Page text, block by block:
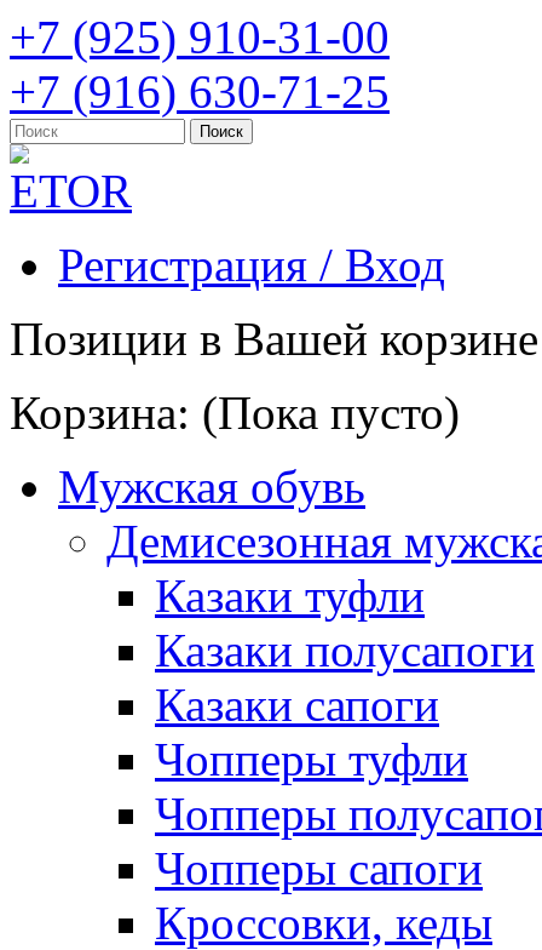
+7 (925) 910-31-00
+7 (916) 630-71-25
Регистрация / Вход
Позиции в Вашей
Корзина: (Пока пусто)
Мужская обувь
Демисезонная
Казаки туфли
Казаки полусапоги
Казаки сапоги
Чопперы туфли
Чопперы
Чопперы сапоги
Кроссовки, кеды